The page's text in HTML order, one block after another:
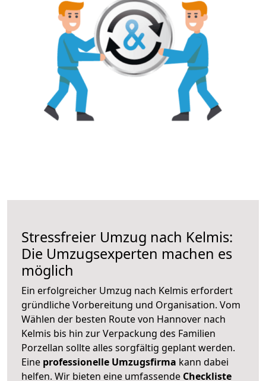
Stressfreier Umzug nach Kelmis:
Die Umzugsexperten machen es
möglich
Ein erfolgreicher Umzug nach Kelmis erfordert
gründliche Vorbereitung und Organisation. Vom
Wählen der besten Route von Hannover nach
Kelmis bis hin zur Verpackung des Familien
Porzellan sollte alles sorgfältig geplant werden.
Eine professionelle Umzugsfirma kann dabei
helfen. Wir bieten eine umfassende Checkliste